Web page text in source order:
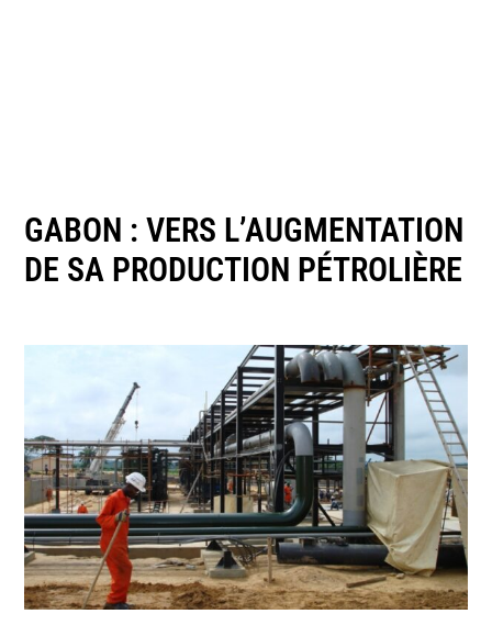
GABON : VERS L’AUGMENTATION
DE SA PRODUCTION PÉTROLIÈRE